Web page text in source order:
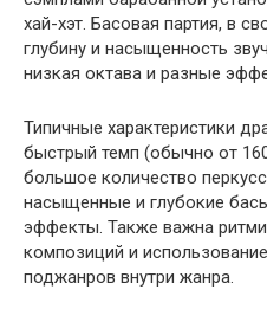
хай-хэт. Басовая партия, в
глубину и насыщенность
низкая октава и разные
Типичные характеристики
быстрый темп (обычно от
большое количество
насыщенные и глубокие
эффекты. Также важна
композиций и
поджанров внутри жанра.